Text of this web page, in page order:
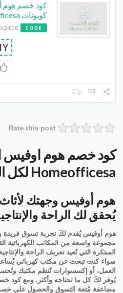
كوبونات Homeofficesa لكل المنتجات
CODE
Rate this post
كود خصم هوم اوفيس
Homeofficesa لكل المنتجات
هوم أوفيس وجهتك
يُحقق لك الراحة
هوم أوفيس يُقدم لكَ تجربة تسوق فريدة
مجموعة واسعة من المكاتب الكهربائية
المبتكرة التي تُعيد تعريف الراحة
سواء كنت تبحث عن مكتب كهربائي
العمل، أو إكسسوارات تُنظم مكتبك
يُوفر لكَ كل ما تحتاجه وأكثر. ومع كود